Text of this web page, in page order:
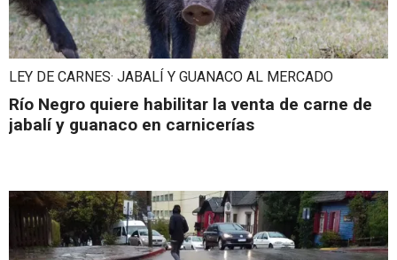
LEY DE CARNES· JABALÍ Y GUANACO AL MERCADO
Río Negro quiere habilitar la venta de carne de
jabalí y guanaco en carnicerías